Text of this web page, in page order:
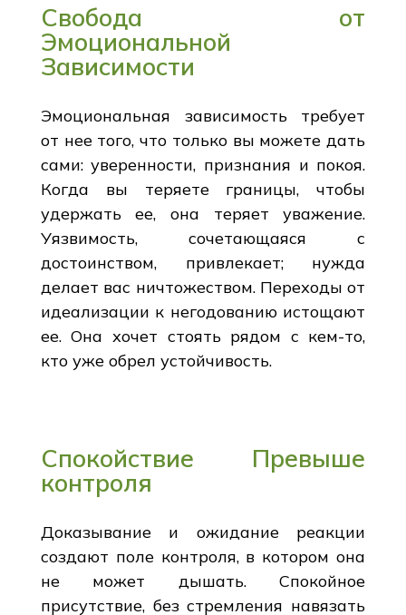
Свобода от
Эмоциональной
Зависимости
Эмоциональная зависимость требует
от нее того, что только вы можете дать
сами: уверенности, признания и покоя.
Когда вы теряете границы, чтобы
удержать ее, она теряет уважение.
Уязвимость, сочетающаяся с
достоинством, привлекает; нужда
делает вас ничтожеством. Переходы от
идеализации к негодованию истощают
ее. Она хочет стоять рядом с кем-то,
кто уже обрел устойчивость.
Спокойствие Превыше
контроля
Доказывание и ожидание реакции
создают поле контроля, в котором она
не может дышать. Спокойное
присутствие, без стремления навязать